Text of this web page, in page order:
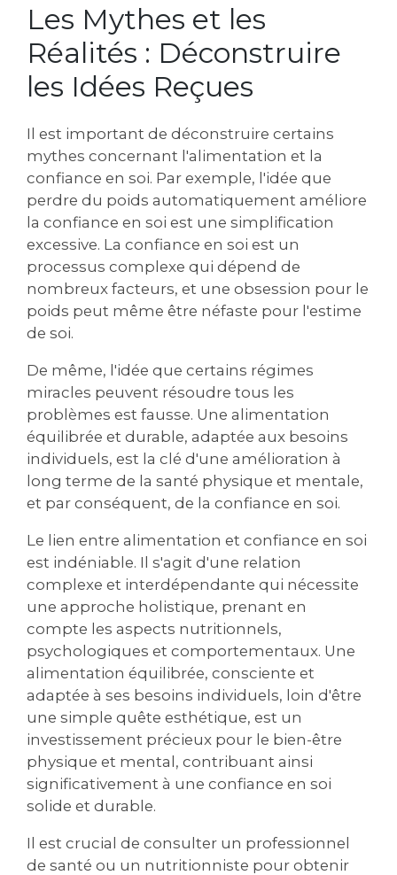
Les Mythes et les
Réalités : Déconstruire
les Idées Reçues
Il est important de déconstruire certains
mythes concernant l'alimentation et la
confiance en soi. Par exemple, l'idée que
perdre du poids automatiquement améliore
la confiance en soi est une simplification
excessive. La confiance en soi est un
processus complexe qui dépend de
nombreux facteurs, et une obsession pour le
poids peut même être néfaste pour l'estime
de soi.
De même, l'idée que certains régimes
miracles peuvent résoudre tous les
problèmes est fausse. Une alimentation
équilibrée et durable, adaptée aux besoins
individuels, est la clé d'une amélioration à
long terme de la santé physique et mentale,
et par conséquent, de la confiance en soi.
Le lien entre alimentation et confiance en soi
est indéniable. Il s'agit d'une relation
complexe et interdépendante qui nécessite
une approche holistique, prenant en
compte les aspects nutritionnels,
psychologiques et comportementaux. Une
alimentation équilibrée, consciente et
adaptée à ses besoins individuels, loin d'être
une simple quête esthétique, est un
investissement précieux pour le bien-être
physique et mental, contribuant ainsi
significativement à une confiance en soi
solide et durable.
Il est crucial de consulter un professionnel
de santé ou un nutritionniste pour obtenir